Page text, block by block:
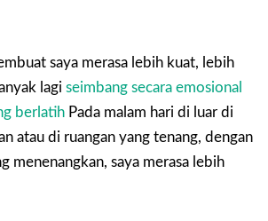
saya merasa lebih kuat, lebih
lagi seimbang secara emosional
berlatih Pada malam hari di luar di
atau di ruangan yang tenang, dengan
menenangkan, saya merasa lebih